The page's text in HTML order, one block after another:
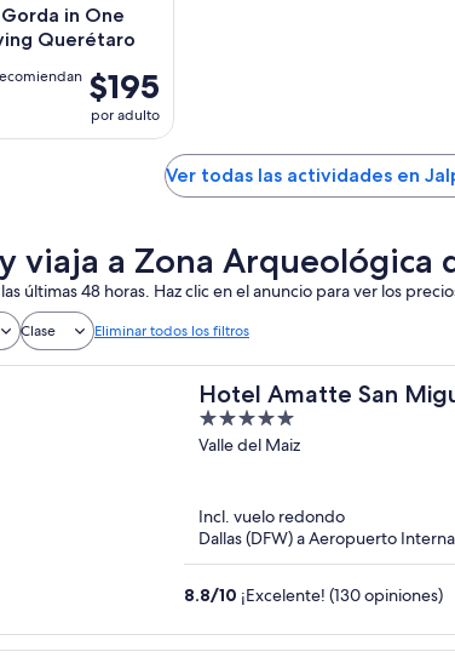
in One
Querétaro
$195
por adulto
Ver todas las actividades en
viaja a Zona Arqueológica
últimas 48 horas. Haz clic en el anuncio para ver los
Clase Eliminar todos los filtros
Hotel Amatte San
5
out
Valle del Maiz
Incl. vuelo redondo
Dallas (DFW) a Aeropuerto
8.8/10 ¡Excelente! (130 opiniones)